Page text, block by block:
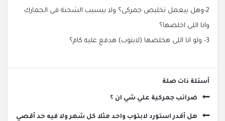
2-وهل بيعمل تخليص جمركى؟ ولا بيسيب الشحنة فى الجمارك
وانا اللى اخلصها؟
3- ولو انا اللى هخلصها (لابتوب) هدفع عليه كام؟
‫أسئلة ذات صلة
ضرائب جمركية علي شي ان ؟
هل أقدر استورد لابتوب واحد مثلا كل شهر ولا فيه حد أقصي